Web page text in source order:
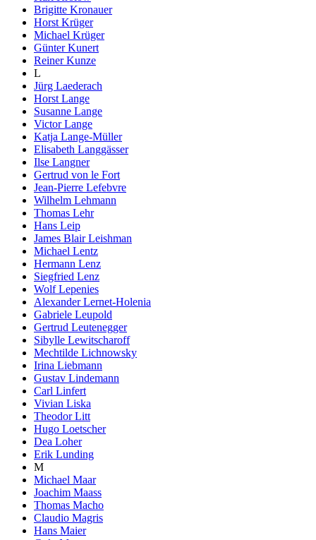
Brigitte Kronauer
Horst Krüger
Michael Krüger
Günter Kunert
Reiner Kunze
L
Jürg Laederach
Horst Lange
Susanne Lange
Victor Lange
Katja Lange-Müller
Elisabeth Langgässer
Ilse Langner
Gertrud von le Fort
Jean-Pierre Lefebvre
Wilhelm Lehmann
Thomas Lehr
Hans Leip
James Blair Leishman
Michael Lentz
Hermann Lenz
Siegfried Lenz
Wolf Lepenies
Alexander Lernet-Holenia
Gabriele Leupold
Gertrud Leutenegger
Sibylle Lewitscharoff
Mechtilde Lichnowsky
Irina Liebmann
Gustav Lindemann
Carl Linfert
Vivian Liska
Theodor Litt
Hugo Loetscher
Dea Loher
Erik Lunding
M
Michael Maar
Joachim Maass
Thomas Macho
Claudio Magris
Hans Maier